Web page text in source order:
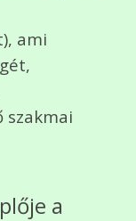
ami
szakmai
a